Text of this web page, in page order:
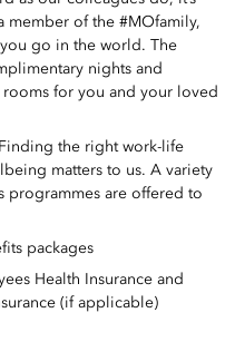
member of the #MOfamily,
go in the world. The
nights and
for you and your loved
the right work-life
matters to us. A variety
programmes are offered to
packages
Health Insurance and
(if applicable)